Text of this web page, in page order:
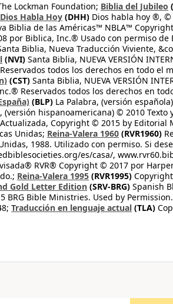
Lockman Foundation; Biblia del Jubileo
Dios Habla Hoy (DHH) Dios habla hoy ®, ©
Biblia de las Américas™ NBLA™
por Biblica, Inc.® Usado con permiso
Biblia, Nueva Traducción Viviente,
(NVI) Santa Biblia, NUEVA VERSIÓN
todos los derechos en todo el
(CST) Santa Biblia, NUEVA VERSIÓN
Reservados todos los derechos en
(BLP) La Palabra, (versión
(versión hispanoamericana) © 2010 Texto
Copyright © 2015 by Editorial
Unidas; Reina-Valera 1960 (RVR1960)
1988. Utilizado con permiso. Si
es/casa/,
RVR® Copyright © 2017 por
Reina-Valera 1995 (RVR1995)
Gold Letter Edition (SRV-BRG) Spanish
BRG Bible Ministries. Used by
Traducción en lenguaje actual (TLA)